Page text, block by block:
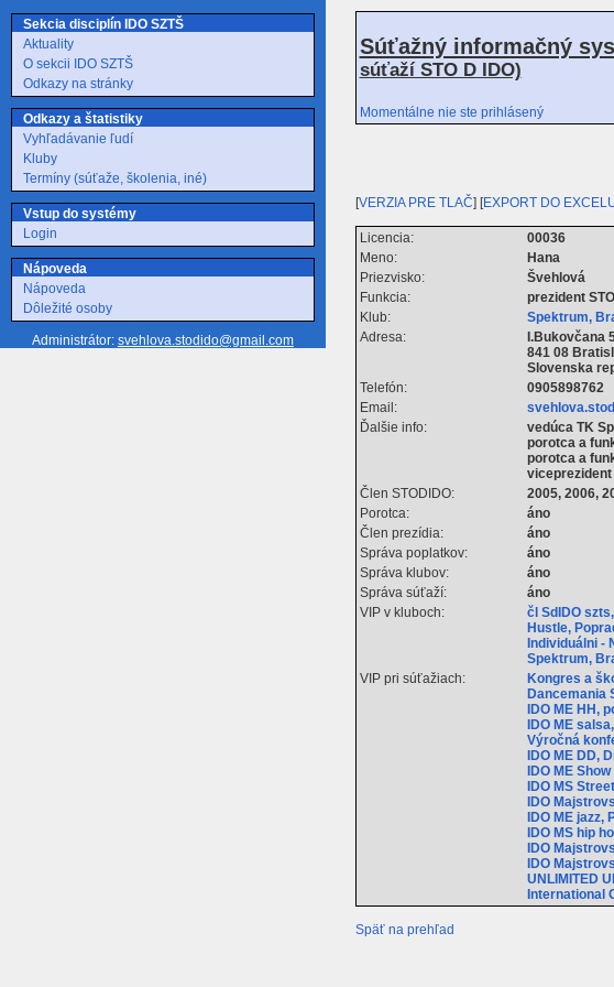
Sekcia disciplín IDO SZTŠ
Aktuality
O sekcii IDO SZTŠ
Odkazy na stránky
Odkazy a štatistiky
Vyhľadávanie ľudí
Kluby
Termíny (súťaže, školenia, iné)
Vstup do systémy
Login
Nápoveda
Nápoveda
Dôležité osoby
Administrátor: svehlova.stodido@gmail.com
Súťažný informačný
súťaží STO D IDO)
Momentálne nie ste prihlásený
[VERZIA PRE TLAČ] [EXPORT DO
Licencia:
00036
Meno:
Hana
Priezvisko:
Švehlová
Funkcia:
prezident
Klub:
Spektrum,
Adresa:
I.Bukovčana
841 08
Slovenska
Telefón:
0905898762
Email:
Ďalšie info:
vedúca TK
porotca a
porotca a
viceprezident
Člen STODIDO:
2005, 2006,
Porotca:
áno
Člen prezídia:
áno
Správa poplatkov:
áno
Správa klubov:
áno
Správa súťaží:
áno
VIP v kluboch:
čl SdIDO
Hustle,
Individuálni -
Spektrum,
VIP pri súťažiach:
Kongres a
Dancemania
IDO ME HH,
IDO ME
Výročná
IDO ME DD,
IDO ME
IDO MS
IDO
IDO ME jazz,
IDO MS hip
IDO
IDO
UNLIMITED
International
Späť na prehľad